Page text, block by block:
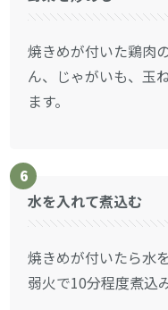
焼きめが付いた鶏肉
ん、じゃがいも、玉
ます。
6
水を入れて煮込む
焼きめが付いたら水
弱火で10分程度煮込